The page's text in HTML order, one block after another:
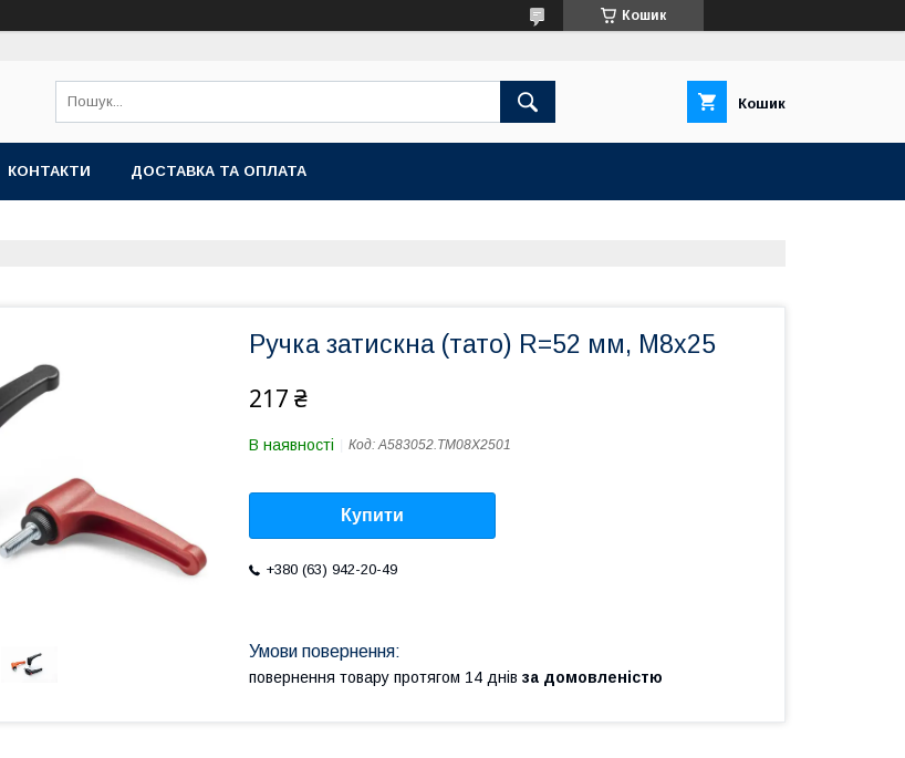
Кошик
Кошик
КОНТАКТИ ДОСТАВКА ТА ОПЛАТА
Ручка затискна (тато) R=52 мм, M8x25
217 ₴
В наявності Код:A583052.TM08X2501
Купити
+380 (63) 942-20-49
повернення товару протягом 14 днів за домовленістю